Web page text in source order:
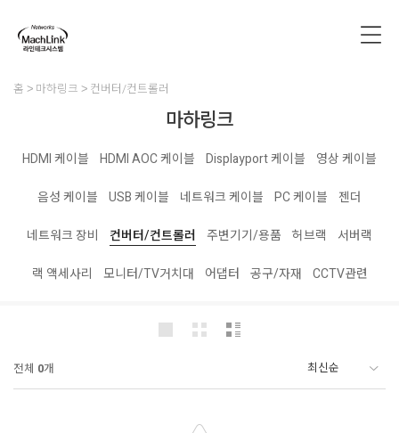
홈 마하링크 컨버터/컨트롤러
마하링크
HDMI 케이블 HDMI AOC 케이블 Displayport 케이블 영상 케이블
음성 케이블 USB 케이블 네트워크 케이블 PC 케이블 젠더
네트워크 장비 컨버터/컨트롤러 주변기기/용품 허브랙 서버랙
랙 액세사리 모니터/TV거치대 어댑터 공구/자재 CCTV관련
전체 0개